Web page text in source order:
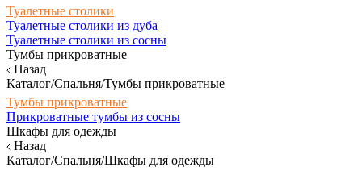
Туалетные столики
Туалетные столики из дуба
Туалетные столики из сосны
Тумбы прикроватные
Назад
Каталог/Спальня/Тумбы прикроватные
Тумбы прикроватные
Прикроватные тумбы из сосны
Шкафы для одежды
Назад
Каталог/Спальня/Шкафы для одежды